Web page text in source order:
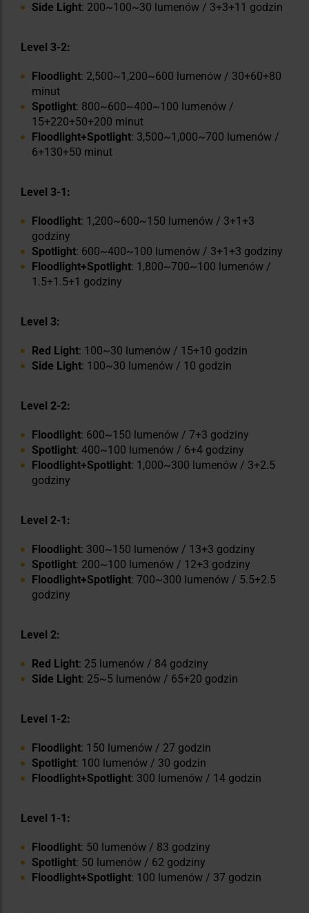
Side Light: 200~100~30 lumenów / 3+3+11 godzin
Level 3-2:
Floodlight: 2,500~1,200~600 lumenów / 30+60+80
minut
Spotlight: 800~600~400~100 lumenów /
15+220+50+200 minut
Floodlight+Spotlight: 3,500~1,000~700 lumenów /
6+130+50 minut
Level 3-1:
Floodlight: 1,200~600~150 lumenów / 3+1+3
godziny
Spotlight: 600~400~100 lumenów / 3+1+3 godziny
Floodlight+Spotlight: 1,800~700~100 lumenów /
1.5+1.5+1 godziny
Level 3:
Red Light: 100~30 lumenów / 15+10 godzin
Side Light: 100~30 lumenów / 10 godzin
Level 2-2:
Floodlight: 600~150 lumenów / 7+3 godziny
Spotlight: 400~100 lumenów / 6+4 godziny
Floodlight+Spotlight: 1,000~300 lumenów / 3+2.5
godziny
Level 2-1:
Floodlight: 300~150 lumenów / 13+3 godziny
Spotlight: 200~100 lumenów / 12+3 godziny
Floodlight+Spotlight: 700~300 lumenów / 5.5+2.5
godziny
Level 2:
Red Light: 25 lumenów / 84 godziny
Side Light: 25~5 lumenów / 65+20 godzin
Level 1-2:
Floodlight: 150 lumenów / 27 godzin
Spotlight: 100 lumenów / 30 godzin
Floodlight+Spotlight: 300 lumenów / 14 godzin
Level 1-1:
Floodlight: 50 lumenów / 83 godziny
Spotlight: 50 lumenów / 62 godziny
Floodlight+Spotlight: 100 lumenów / 37 godzin